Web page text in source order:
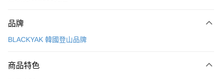
信用卡一次付款
LINE Pay
品牌
BLACKYAK 韓國登山品牌
商品特色